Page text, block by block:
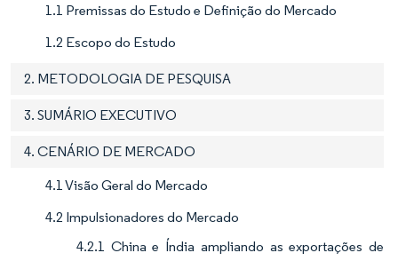
1.1 Premissas do Estudo e Definição do Mercado
1.2 Escopo do Estudo
2. METODOLOGIA DE PESQUISA
3. SUMÁRIO EXECUTIVO
4. CENÁRIO DE MERCADO
4.1 Visão Geral do Mercado
4.2 Impulsionadores do Mercado
4.2.1 China e Índia ampliando as exportações de